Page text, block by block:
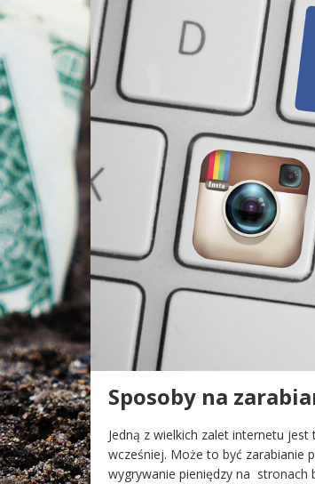
Sposoby na
Jedną z wielkich zalet internetu
wcześniej. Może to być zarabianie
wygrywanie pieniędzy na stronach